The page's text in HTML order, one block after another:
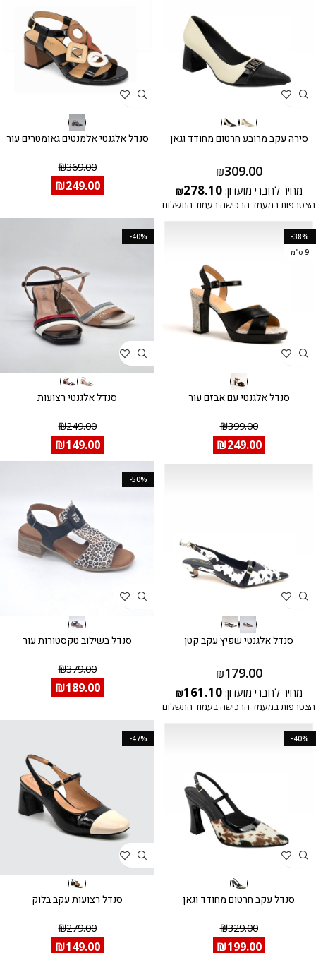
סירה עקב מרובע חרטום מחודד וגאן
₪309.00
מחיר לחברי מועדון: ₪278.10
הצטרפות במעמד הרכישה בעמוד התשלום
סנדל אלגנטי אלמנטים גאומטרים עור
₪369.00
₪249.00
-38%
9 ס"מ
סנדל אלגנטי עם אבזם עור
₪399.00
₪249.00
-40%
סנדל אלגנטי רצועות
₪249.00
₪149.00
סנדל אלגנטי שפיץ עקב קטן
₪179.00
מחיר לחברי מועדון: ₪161.10
הצטרפות במעמד הרכישה בעמוד התשלום
-50%
סנדל בשילוב טקסטורות עור
₪379.00
₪189.00
-40%
סנדל עקב חרטום מחודד וגאן
₪329.00
₪199.00
-47%
סנדל רצועות עקב בלוק
₪279.00
₪149.00